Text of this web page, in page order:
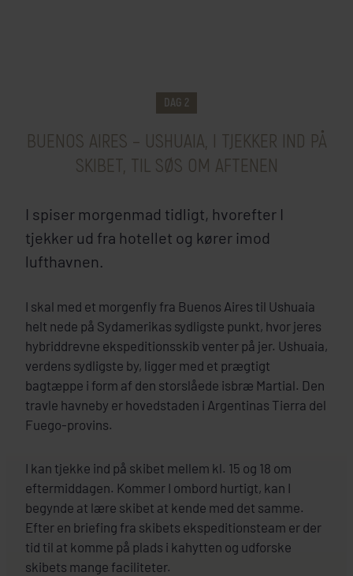
DAG 2
BUENOS AIRES – USHUAIA, I TJEKKER IND PÅ
SKIBET, TIL SØS OM AFTENEN
I spiser morgenmad tidligt, hvorefter I
tjekker ud fra hotellet og kører imod
lufthavnen.
I skal med et morgenfly fra Buenos Aires til Ushuaia
helt nede på Sydamerikas sydligste punkt, hvor jeres
hybriddrevne ekspeditionsskib venter på jer. Ushuaia,
verdens sydligste by, ligger med et prægtigt
bagtæppe i form af den storslåede isbræ Martial. Den
travle havneby er hovedstaden i Argentinas Tierra del
Fuego-provins.
I kan tjekke ind på skibet mellem kl. 15 og 18 om
eftermiddagen. Kommer I ombord hurtigt, kan I
begynde at lære skibet at kende med det samme.
Efter en briefing fra skibets ekspeditionsteam er der
tid til at komme på plads i kahytten og udforske
skibets mange faciliteter.